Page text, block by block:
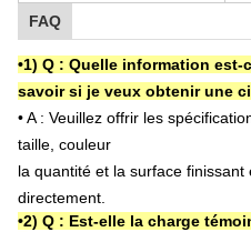
FAQ
•1) Q : Quelle information est-
savoir si je veux obtenir une
• A : Veuillez offrir les
taille, couleur
la quantité et la surface
directement.
•2) Q : Est-elle la charge